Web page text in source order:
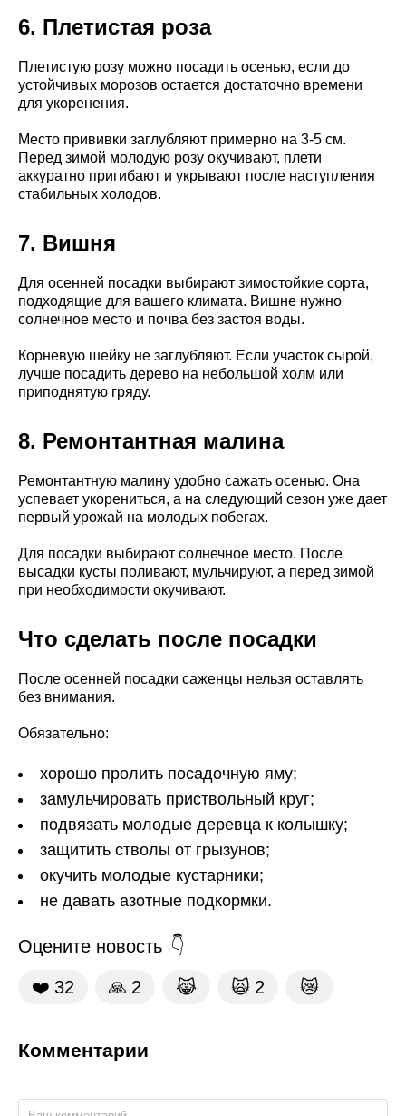
6. Плетистая роза
Плетистую розу можно посадить осенью, если до
устойчивых морозов остается достаточно времени
для укоренения.
Место прививки заглубляют примерно на 3-5 см.
Перед зимой молодую розу окучивают, плети
аккуратно пригибают и укрывают после наступления
стабильных холодов.
7. Вишня
Для осенней посадки выбирают зимостойкие сорта,
подходящие для вашего климата. Вишне нужно
солнечное место и почва без застоя воды.
Корневую шейку не заглубляют. Если участок сырой,
лучше посадить дерево на небольшой холм или
приподнятую гряду.
8. Ремонтантная малина
Ремонтантную малину удобно сажать осенью. Она
успевает укорениться, а на следующий сезон уже дает
первый урожай на молодых побегах.
Для посадки выбирают солнечное место. После
высадки кусты поливают, мульчируют, а перед зимой
при необходимости окучивают.
Что сделать после посадки
После осенней посадки саженцы нельзя оставлять
без внимания.
Обязательно:
хорошо пролить посадочную яму;
замульчировать приствольный круг;
подвязать молодые деревца к колышку;
защитить стволы от грызунов;
окучить молодые кустарники;
не давать азотные подкормки.
Оцените новость
❤️ 32 🙏 2 😹 🙀 2 😿
Комментарии